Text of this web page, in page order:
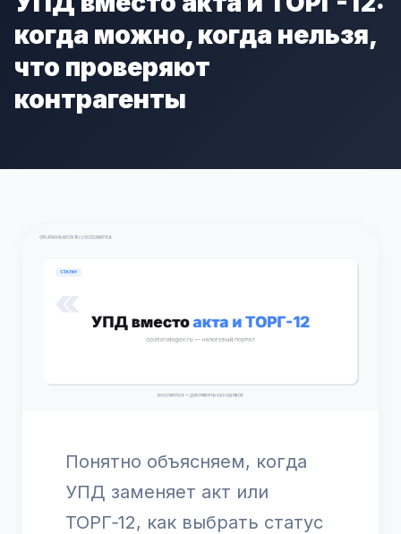
когда можно, когда нельзя,
что проверяют
контрагенты
Понятно объясняем, когда
УПД заменяет акт или
ТОРГ‑12, как выбрать статус